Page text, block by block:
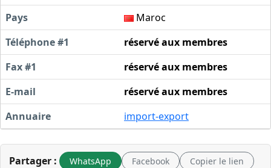
Pays
Maroc
Téléphone #1
réservé aux membres
Fax #1
réservé aux membres
E-mail
réservé aux membres
Annuaire
import-export
Partager : WhatsApp Facebook Copier le lien